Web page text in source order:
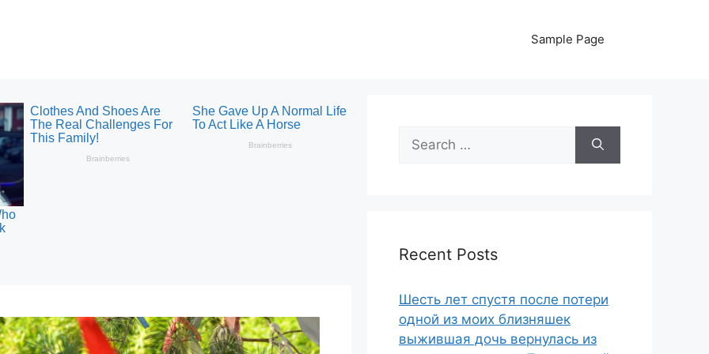
Sample Page
Search
for:
Recent Posts
Шесть лет спустя после потери
одной из моих близняшек
выжившая дочь вернулась из